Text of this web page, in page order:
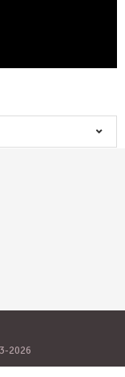
2026